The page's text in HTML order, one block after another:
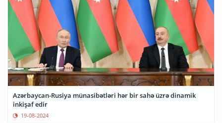
Azərbaycan-Rusiya münasibətləri hər bir sahə üzrə dinamik
inkişaf edir
19-08-2024